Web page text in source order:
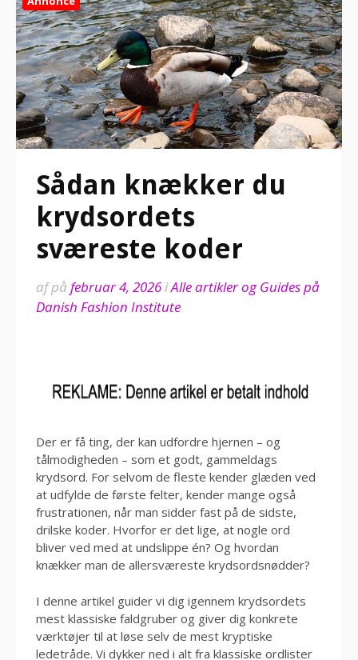
Sådan knækker du
krydsordets
sværeste koder
afpå februar 4, 2026iAlle artikler og Guides på
Danish Fashion Institute
Der er få ting, der kan udfordre hjernen – og
tålmodigheden – som et godt, gammeldags
krydsord. For selvom de fleste kender glæden ved
at udfylde de første felter, kender mange også
frustrationen, når man sidder fast på de sidste,
drilske koder. Hvorfor er det lige, at nogle ord
bliver ved med at undslippe én? Og hvordan
knækker man de allersværeste krydsordsnødder?
I denne artikel guider vi dig igennem krydsordets
mest klassiske faldgruber og giver dig konkrete
værktøjer til at løse selv de mest kryptiske
ledetråde. Vi dykker ned i alt fra klassiske ordlister